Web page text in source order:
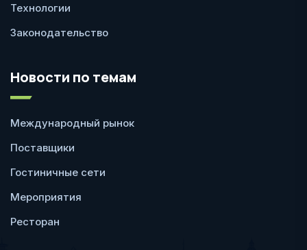
Технологии
Законодательство
Новости по темам
Международный рынок
Поставщики
Гостиничные сети
Мероприятия
Ресторан